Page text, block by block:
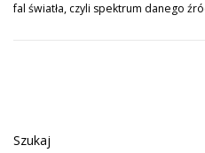
fal światła, czyli spektrum danego
Szukaj